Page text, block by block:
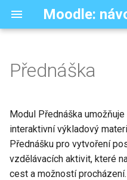
e
c
Správa kurzu
Přidání nového kurzu
Nastavení kurzu
Uspořádání kurzu
Editace textu
HTML editor
Vkládání médií
Přednastavené šablony
Správa obsahu
Práce se soubory
Repozitáře
Filtry
Studijní materiály
Kniha
Oblast textu a médií
(Popisek)
Testové úlohy
Banka úloh
Vytváření úloh
Správa úloh
Výsledky a hodnocení
Absolvování kurzu
Digitální odznáčky
Plnění činností
Nestandardní moduly
Dotazování
Úkol s opravou
Výběr skupiny
Bloky
Nastavení
Navigace
Postup plnění
Přednáška
Modul Přednáška
interaktivní výkladový
Přednášku pro vytvoření
vzdělávacích aktivit, které
cest a možností procházení.